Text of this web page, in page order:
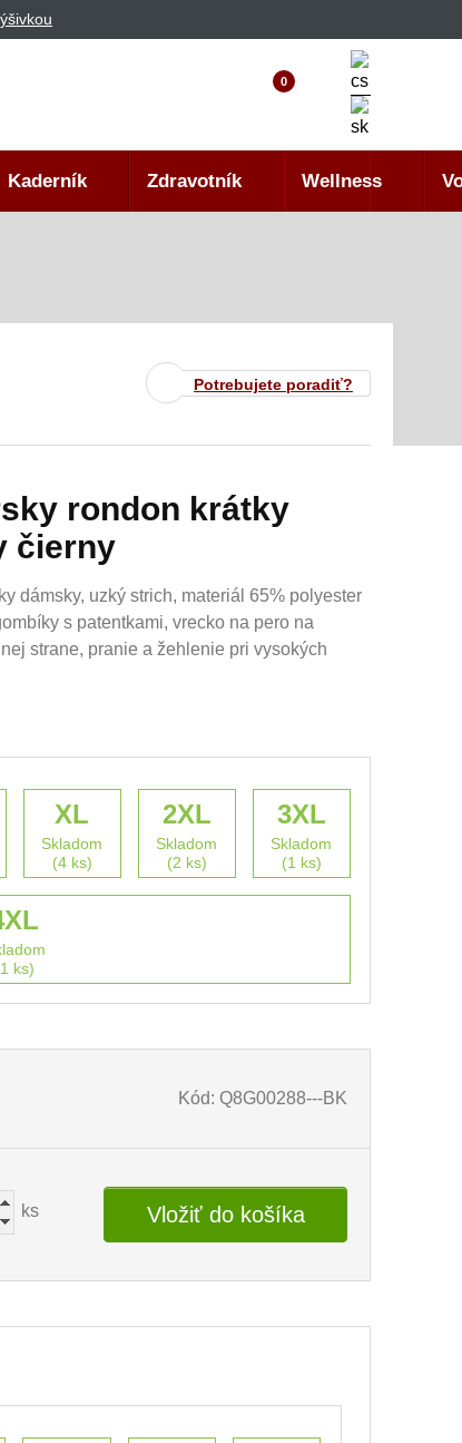
0
Kaderník Zdravotník Wellness
Potrebujete poradiť?
rondon krátky
čierny
dámsky, uzký strich, materiál 65% polyester
s patentkami, vrecko na pero na
strane, pranie a žehlenie pri vysokých
XL
Skladom
(4 ks)
2XL
Skladom
(2 ks)
3XL
Skladom
(1 ks)
ks)
Kód: Q8G00288---BK
ks Vložiť do košíka